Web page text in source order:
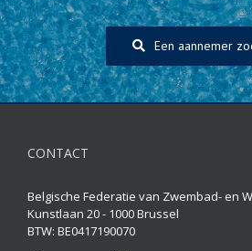
Een aannemer
CONTACT
Belgische Federatie van Zwembad- en
Kunstlaan 20 - 1000 Brussel
BTW: BE0417190070